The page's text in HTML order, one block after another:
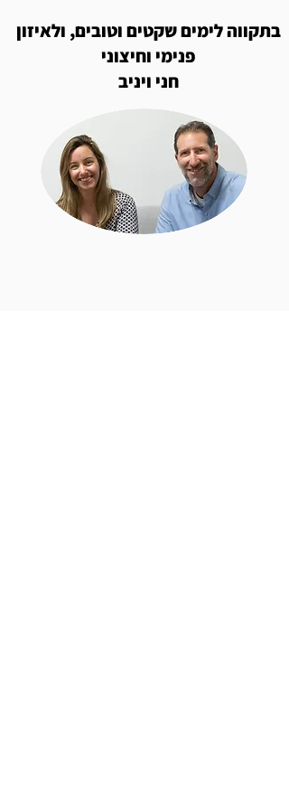
בתקווה לימים שקטים וטובים, ולאיזון
פנימי וחיצוני
חני ויניב